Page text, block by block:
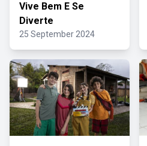
Vive Bem E Se
Diverte
25 September 2024